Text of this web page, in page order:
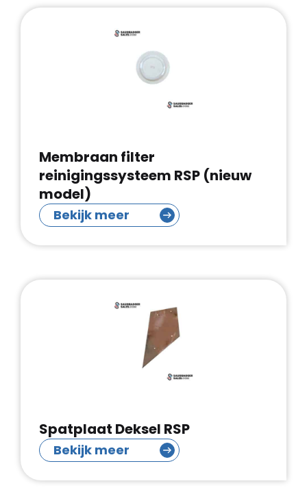
Membraan filter
reinigingssysteem RSP (nieuw
model)
Bekijk meer
Spatplaat Deksel RSP
Bekijk meer